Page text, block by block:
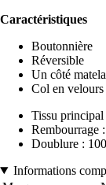
Caractéristiques
Boutonnière
Réversible
Un côté
Col en velours
Tissu
Rembourrage
Doublure :
Informations